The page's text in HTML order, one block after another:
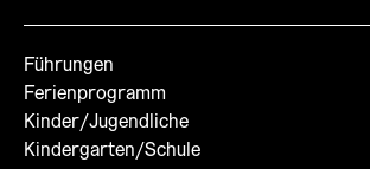
Führungen
Ferienprogramm
Kinder/Jugendliche
Kindergarten/Schule